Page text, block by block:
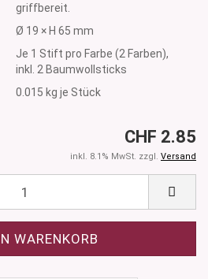
griffbereit.
Ø 19 × H 65 mm
Je 1 Stift pro Farbe (2 Farben),
inkl. 2 Baumwollsticks
0.015 kg je Stück
CHF 2.85
inkl. 8.1% MwSt. zzgl. Versand